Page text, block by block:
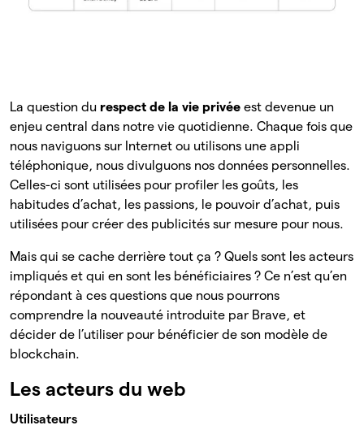
La question du respect de la vie privée est devenue un
enjeu central dans notre vie quotidienne. Chaque fois que
nous naviguons sur Internet ou utilisons une appli
téléphonique, nous divulguons nos données personnelles.
Celles-ci sont utilisées pour profiler les goûts, les
habitudes d’achat, les passions, le pouvoir d’achat, puis
utilisées pour créer des publicités sur mesure pour nous.
Mais qui se cache derrière tout ça ? Quels sont les acteurs
impliqués et qui en sont les bénéficiaires ? Ce n’est qu’en
répondant à ces questions que nous pourrons
comprendre la nouveauté introduite par Brave, et
décider de l’utiliser pour bénéficier de son modèle de
blockchain.
Les acteurs du web
Utilisateurs